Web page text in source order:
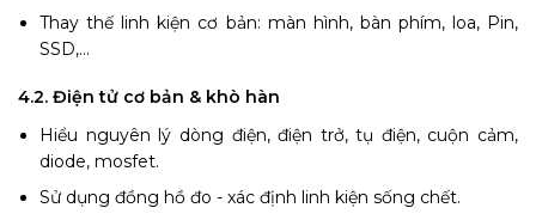
Thay thế linh kiện cơ bản: màn hình, bàn phím, loa, Pin,
SSD,...
4.2. Điện tử cơ bản & khò hàn
Hiểu nguyên lý dòng điện, điện trở, tụ điện, cuộn cảm,
diode, mosfet.
Sử dụng đồng hồ đo - xác định linh kiện sống chết.